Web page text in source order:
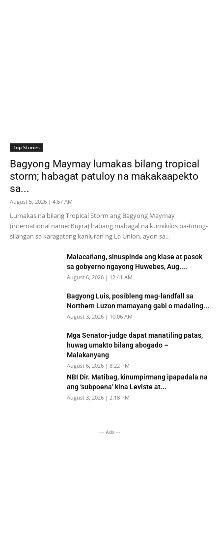
Top Stories
Bagyong Maymay lumakas bilang tropical
storm; habagat patuloy na makakaapekto
sa...
August 5, 2026 | 4:57 AM
Lumakas na bilang Tropical Storm ang Bagyong Maymay
(international name: Kujira) habang mabagal na kumikilos pa-timog-
silangan sa karagatang kanluran ng La Union, ayon sa...
Malacañang, sinuspinde ang klase at pasok
sa gobyerno ngayong Huwebes, Aug....
August 6, 2026 | 12:41 AM
Bagyong Luis, posibleng mag-landfall sa
Northern Luzon mamayang gabi o madaling...
August 3, 2026 | 10:06 AM
Mga Senator-judge dapat manatiling patas,
huwag umakto bilang abogado –
Malakanyang
August 6, 2026 | 8:22 PM
NBI Dir. Matibag, kinumpirmang ipapadala na
ang ‘subpoena’ kina Leviste at...
August 3, 2026 | 2:18 PM
-- Ads --